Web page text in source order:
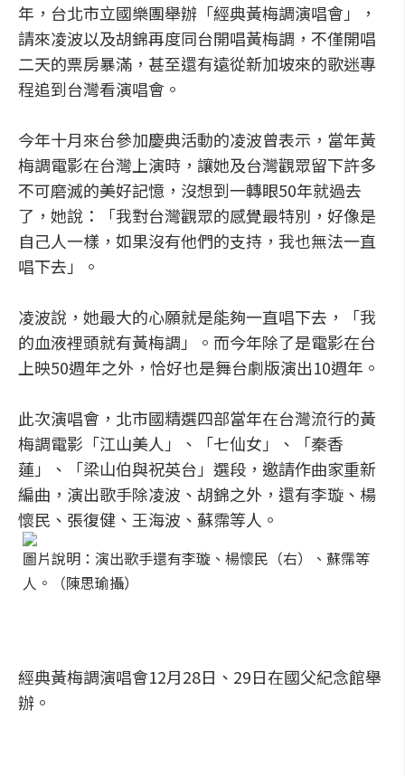
年，台北市立國樂團舉辦「經典黃梅調演唱會」，
請來凌波以及胡錦再度同台開唱黃梅調，不僅開唱
二天的票房暴滿，甚至還有遠從新加坡來的歌迷專
程追到台灣看演唱會。
今年十月來台參加慶典活動的凌波曾表示，當年黃
梅調電影在台灣上演時，讓她及台灣觀眾留下許多
不可磨滅的美好記憶，沒想到一轉眼50年就過去
了，她說：「我對台灣觀眾的感覺最特別，好像是
自己人一樣，如果沒有他們的支持，我也無法一直
唱下去」。
凌波說，她最大的心願就是能夠一直唱下去，「我
的血液裡頭就有黃梅調」。而今年除了是電影在台
上映50週年之外，恰好也是舞台劇版演出10週年。
此次演唱會，北市國精選四部當年在台灣流行的黃
梅調電影「江山美人」、「七仙女」、「秦香
蓮」、「梁山伯與祝英台」選段，邀請作曲家重新
編曲，演出歌手除凌波、胡錦之外，還有李璇、楊
懷民、張復健、王海波、蘇霈等人。
圖片說明：演出歌手還有李璇、楊懷民（右）、蘇霈等
人。（陳思瑜攝）
經典黃梅調演唱會12月28日、29日在國父紀念館舉
辦。